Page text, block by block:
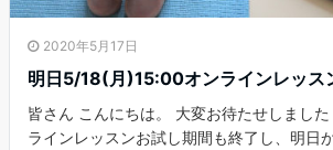
2020年5月17日
明日5/18(月)15:00オンラインレッス
皆さん こんにちは。 大変お待たせしまし
ラインレッスンお試し期間も終了し、明日